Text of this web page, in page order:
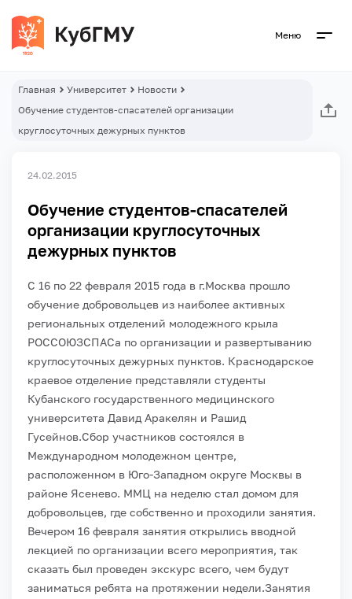
Меню
Главная Университет
Новости
Обучение студентов-спасателей организации
круглосуточных дежурных пунктов
24.02.2015
Обучение студентов-спасателей
организации круглосуточных
дежурных пунктов
С 16 по 22 февраля 2015 года в г.Москва прошло
обучение добровольцев из наиболее активных
региональных отделений молодежного крыла
РОССОЮЗСПАСа по организации и развертыванию
круглосуточных дежурных пунктов. Краснодарское
краевое отделение представляли студенты
Кубанского государственного медицинского
университета Давид Аракелян и Рашид
Гусейнов.Сбор участников состоялся в
Международном молодежном центре,
расположенном в Юго-Западном округе Москвы в
районе Ясенево. ММЦ на неделю стал домом для
добровольцев, где собственно и проходили занятия.
Вечером 16 февраля занятия открылись вводной
лекцией по организации всего мероприятия, так
сказать был проведен экскурс всего, чем будут
заниматься ребята на протяжении недели.Занятия